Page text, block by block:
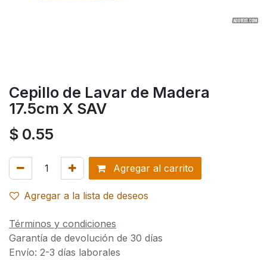
Cepillo de Lavar de Madera
17.5cm X SAV
$ 0.55
Agregar al carrito
Agregar a la lista de deseos
Términos y condiciones
Garantía de devolución de 30 días
Envío: 2-3 días laborales